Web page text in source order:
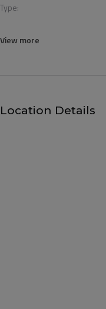
Type:
View more
Location Details